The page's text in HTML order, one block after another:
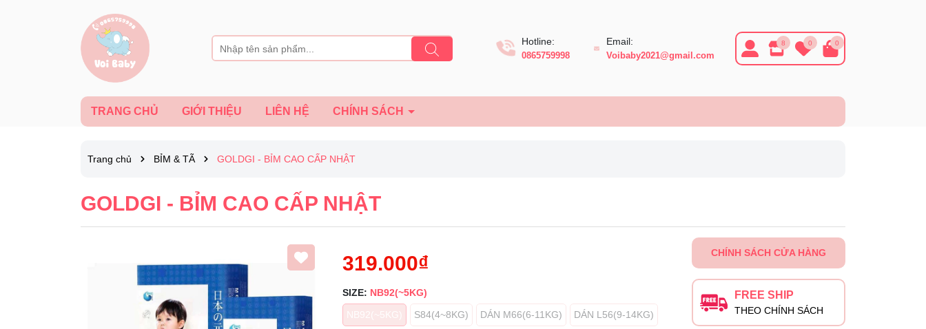
Hotline:
0865759998
Email:
Voibaby2021@gmail.com
8 0 0
TRANG CHỦ GIỚI THIỆU LIÊN HỆ CHÍNH SÁCH
Trang chủ BỈM & TÃ GOLDGI - BỈM CAO CẤP NHẬT
GOLDGI - BỈM CAO CẤP NHẬT
319.000₫
SIZE: NB92(~5KG)
S84(4~8KG) DÁN M66(6-11KG) DÁN L56(9-14KG)
CHÍNH SÁCH CỬA HÀNG
FREE SHIP
THEO CHÍNH SÁCH